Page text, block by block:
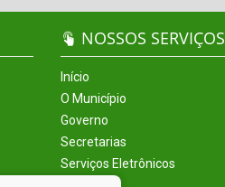
NOSSOS SERVIÇOS
Início
O Município
Governo
Secretarias
Serviços Eletrônicos